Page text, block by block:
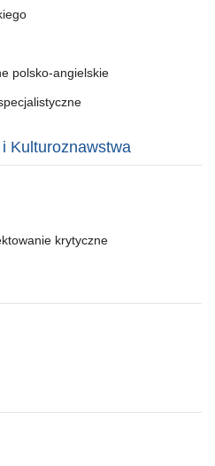
polsko-angielskie
Kulturoznawstwa
krytyczne